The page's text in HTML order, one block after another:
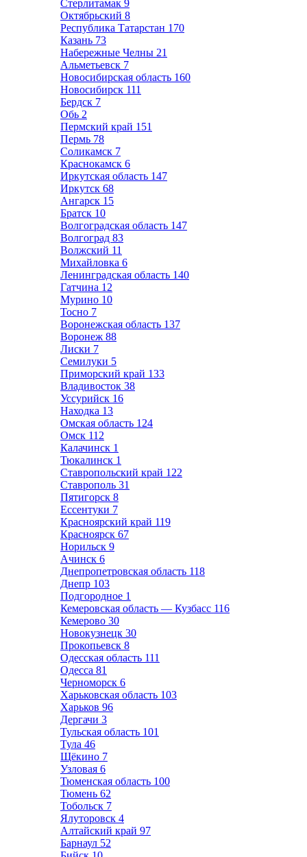
Стерлитамак 9
Октябрьский 8
Республика Татарстан 170
Казань 73
Набережные Челны 21
Альметьевск 7
Новосибирская область 160
Новосибирск 111
Бердск 7
Обь 2
Пермский край 151
Пермь 78
Соликамск 7
Краснокамск 6
Иркутская область 147
Иркутск 68
Ангарск 15
Братск 10
Волгоградская область 147
Волгоград 83
Волжский 11
Михайловка 6
Ленинградская область 140
Гатчина 12
Мурино 10
Тосно 7
Воронежская область 137
Воронеж 88
Лиски 7
Семилуки 5
Приморский край 133
Владивосток 38
Уссурийск 16
Находка 13
Омская область 124
Омск 112
Калачинск 1
Тюкалинск 1
Ставропольский край 122
Ставрополь 31
Пятигорск 8
Ессентуки 7
Красноярский край 119
Красноярск 67
Норильск 9
Ачинск 6
Днепропетровская область 118
Днепр 103
Подгородное 1
Кемеровская область — Кузбасс 116
Кемерово 30
Новокузнецк 30
Прокопьевск 8
Одесская область 111
Одесса 81
Черноморск 6
Харьковская область 103
Харьков 96
Дергачи 3
Тульская область 101
Тула 46
Щёкино 7
Узловая 6
Тюменская область 100
Тюмень 62
Тобольск 7
Ялуторовск 4
Алтайский край 97
Барнаул 52